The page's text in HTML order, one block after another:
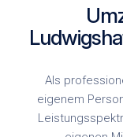
Als
eigenem